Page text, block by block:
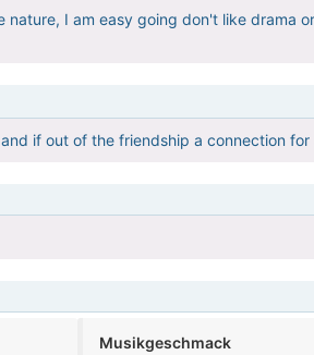
nature, I am easy going don't like drama
if out of the friendship a connection
Musikgeschmack